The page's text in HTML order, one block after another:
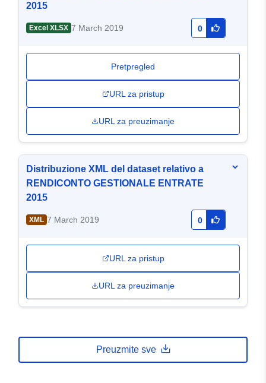
2015
Excel XLSX 7 March 2019 0
Pretpregled
URL za pristup
URL za preuzimanje
Distribuzione XML del dataset relativo a
RENDICONTO GESTIONALE ENTRATE
2015
XML 7 March 2019 0
URL za pristup
URL za preuzimanje
Preuzmite sve